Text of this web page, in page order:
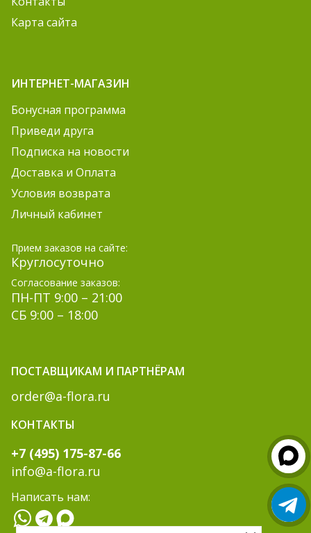
Карта сайта
ИНТЕРНЕТ-МАГАЗИН
Бонусная программа
Приведи друга
Подписка на новости
Доставка и Оплата
Условия возврата
Личный кабинет
Прием заказов на сайте:
Круглосуточно
Согласование заказов:
ПН-ПТ 9:00 – 21:00
СБ 9:00 – 18:00
ПОСТАВЩИКАМ И ПАРТНЁРАМ
order@a-flora.ru
КОНТАКТЫ
+7 (495) 175-87-66
info@a-flora.ru
Написать нам: